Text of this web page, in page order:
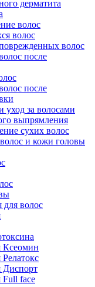
дерматита
волос
волос
волос
после
после
уход за волосами
выпрямления
сухих волос
и кожи головы
для волос
Ксеомин
Диспорт
Full face